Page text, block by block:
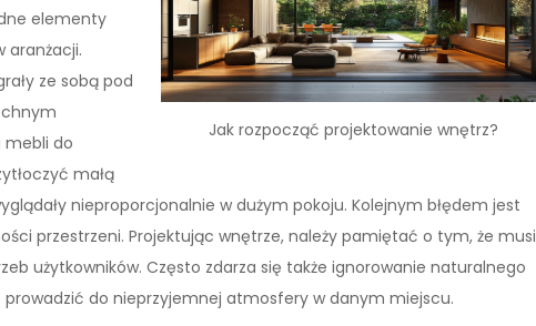
Jak rozpocząć projektowanie wnętrz?
elementy
aranżacji.
ze sobą pod
mebli do
małą
nieproporcjonalnie w dużym pokoju. Kolejnym błędem jest
przestrzeni. Projektując wnętrze, należy pamiętać o tym, że musi
użytkowników. Często zdarza się także ignorowanie naturalnego
prowadzić do nieprzyjemnej atmosfery w danym miejscu.